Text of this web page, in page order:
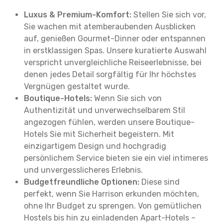
Luxus & Premium-Komfort: Stellen Sie sich vor,
Sie wachen mit atemberaubenden Ausblicken
auf, genießen Gourmet-Dinner oder entspannen
in erstklassigen Spas. Unsere kuratierte Auswahl
verspricht unvergleichliche Reiseerlebnisse, bei
denen jedes Detail sorgfältig für Ihr höchstes
Vergnügen gestaltet wurde.
Boutique-Hotels: Wenn Sie sich von
Authentizität und unverwechselbarem Stil
angezogen fühlen, werden unsere Boutique-
Hotels Sie mit Sicherheit begeistern. Mit
einzigartigem Design und hochgradig
persönlichem Service bieten sie ein viel intimeres
und unvergesslicheres Erlebnis.
Budgetfreundliche Optionen: Diese sind
perfekt, wenn Sie Harrison erkunden möchten,
ohne Ihr Budget zu sprengen. Von gemütlichen
Hostels bis hin zu einladenden Apart-Hotels –